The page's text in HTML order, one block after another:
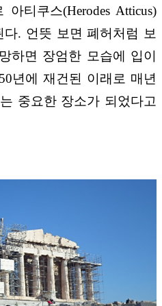
티쿠스(Herodes Atticus)
. 언뜻 보면 폐허처럼 보
하면 장엄한 모습에 입이
년에 재건된 이래로 매년
중요한 장소가 되었다고